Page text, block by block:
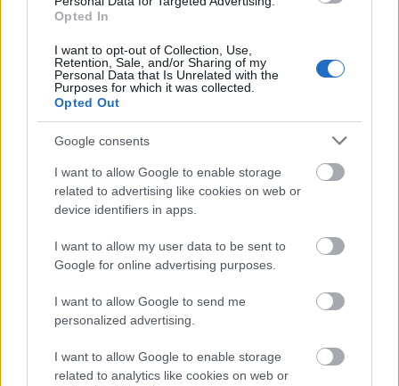
Opted In
I want to opt-out of Collection, Use,
Retention, Sale, and/or Sharing of my
Personal Data that Is Unrelated with the
Purposes for which it was collected.
Opted Out
Google consents
I want to allow Google to enable storage
related to advertising like cookies on web or
device identifiers in apps.
I want to allow my user data to be sent to
Google for online advertising purposes.
I want to allow Google to send me
personalized advertising.
I want to allow Google to enable storage
related to analytics like cookies on web or
Japán - egy különös(en
fenntarthatatlan) ország
2010. november 28.